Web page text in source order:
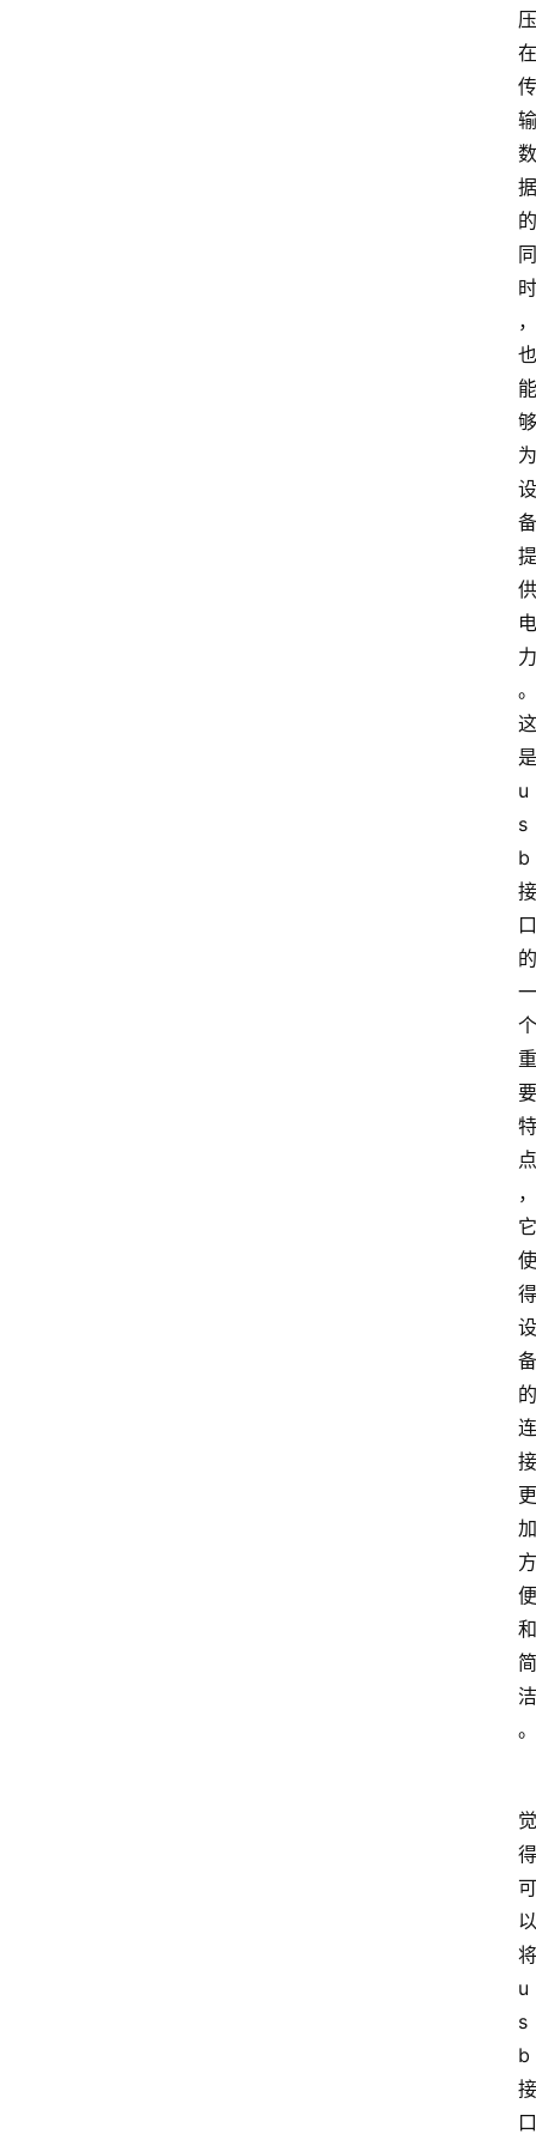
压
在
传
输
数
据
的
同
时
，
也
能
够
为
设
备
提
供
电
力
。
这
是
u
s
b
接
口
的
一
个
重
要
特
点
，
它
使
得
设
备
的
连
接
更
加
方
便
和
简
洁
。
觉
得
可
以
将
u
s
b
接
口